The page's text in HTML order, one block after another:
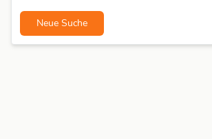
Neue Suche